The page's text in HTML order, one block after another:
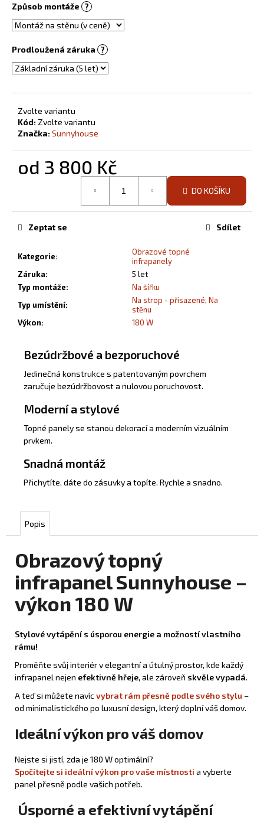
Způsob montáže ?
Prodloužená záruka ?
Zvolte variantu
Kód: Zvolte variantu
Značka:Sunnyhouse
od 3 800 Kč
DO KOŠÍKU
Kategorie:
Obrazové topné
infrapanely
Záruka:
5 let
Typ montáže:
Na šířku
Typ umístění: Na strop - přisazené, Na
stěnu
Výkon: 180 W
Zeptat se Sdílet
Bezúdržbové a bezporuchové
Jedinečná konstrukce s patentovaným povrchem
zaručuje bezúdržbovost a nulovou poruchovost.
Moderní a stylové
Topné panely se stanou dekorací a moderním vizuálním
prvkem.
Snadná montáž
Přichytíte, dáte do zásuvky a topíte. Rychle a snadno.
Popis
Obrazový topný
infrapanel Sunnyhouse –
výkon 180 W
Stylové vytápění s úsporou energie a možností vlastního
rámu!
Proměňte svůj interiér v elegantní a útulný prostor, kde každý
infrapanel nejen efektivně hřeje, ale zároveň skvěle vypadá.
A teď si můžete navícvybrat rám přesně podle svého stylu –
od minimalistického po luxusní design, který doplní váš domov.
Ideální výkon pro váš domov
Nejste si jistí, zda je 180 W optimální?
Spočítejte si ideální výkon pro vaše místnosti a vyberte
panel přesně podle vašich potřeb.
Úsporné a efektivní vytápění